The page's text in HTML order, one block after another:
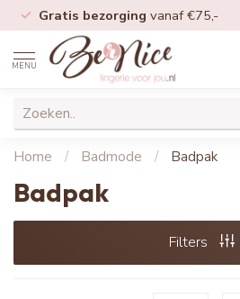
Gratis bezorging vanaf €75,-
MENU
Home / Badmode / Badpak
Badpak
Filters